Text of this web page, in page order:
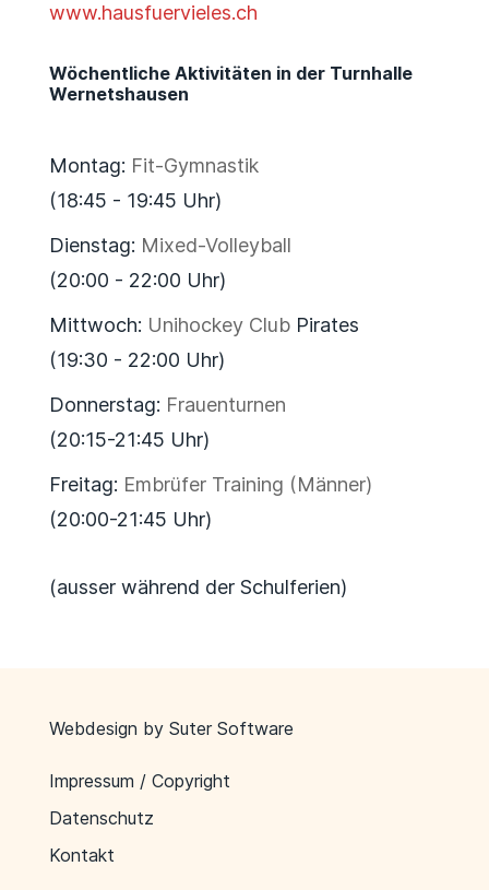
www.hausfuervieles.ch
Wöchentliche Aktivitäten in der Turnhalle
Wernetshausen
Montag: Fit-Gymnastik
(18:45 - 19:45 Uhr)
Dienstag: Mixed-Volleyball
(20:00 - 22:00 Uhr)
Mittwoch: Unihockey ClubPirates
(19:30 - 22:00 Uhr)
Donnerstag: Frauenturnen
(20:15-21:45 Uhr)
Freitag: Embrüfer Training (Männer)
(20:00-21:45 Uhr)
(ausser während der Schulferien)
Webdesign by Suter Software
Impressum / Copyright
Datenschutz
Kontakt